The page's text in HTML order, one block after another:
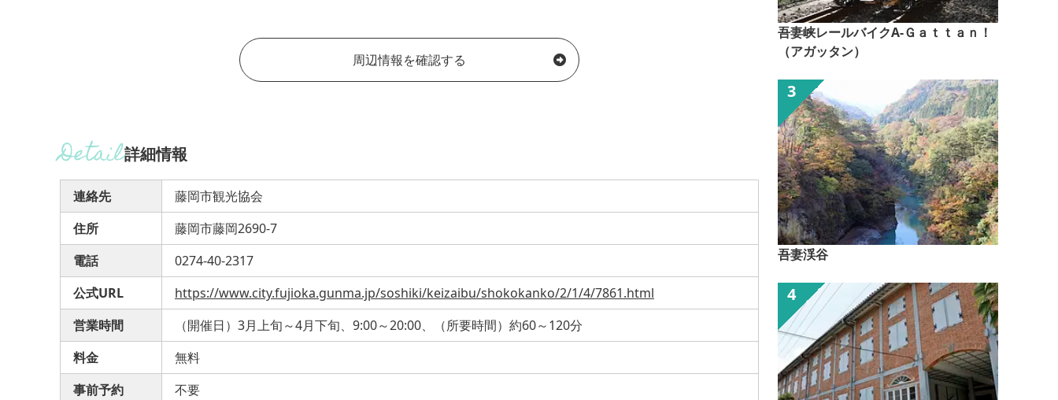
周辺情報を確認する
詳細情報
連絡先
藤岡市観光協会
住所
藤岡市藤岡2690-7
電話
0274-40-2317
公式URL
https://www.city.fujioka.gunma.jp/soshiki/keizaibu/shokokanko/2/1/4/7861.html
営業時間
（開催日）3月上旬～4月下旬、9:00～20:00、（所要時間）約60～120分
料金
無料
事前予約
不要
吾妻峡レールバイクA-Ｇａｔｔａｎ！
（アガッタン）
吾妻渓谷